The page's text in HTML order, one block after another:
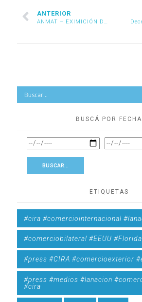
ANTERIOR
ANMAT – EXIMICIÓN DE INTERVENCIÓN PARA BARBIJOS Y GUANTES
BUSCÁ POR FECHA
ETIQUETAS
#cira #comerciointernacional
#comerciobilateral #EEUU
#press #CIRA #comercioexterior
#press #medios #lanacion
#cira